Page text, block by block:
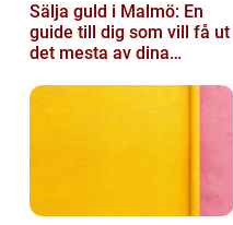
Sälja guld i Malmö: En
guide till dig som vill få ut
det mesta av dina